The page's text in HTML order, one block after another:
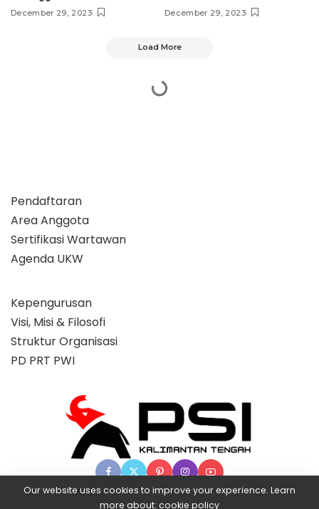
December 29, 2023 December 29, 2023
Load More
Pendaftaran
Area Anggota
Sertifikasi Wartawan
Agenda UKW
Kepengurusan
Visi, Misi & Filosofi
Struktur Organisasi
PD PRT PWI
Our website uses cookies to improve your experience. Learn
more about: cookie policy